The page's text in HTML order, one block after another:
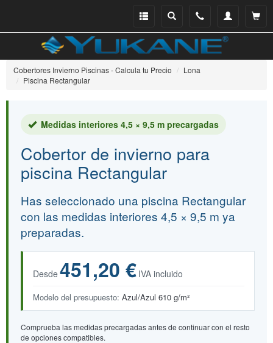
Ver
Mi
Teléfono
Buscar
Menu
Cobertores Invierno Piscinas - Calcula tu Precio
Lona
Piscina Rectangular
Medidas interiores 4,5 × 9,5 m precargadas
Cobertor de invierno para
piscina Rectangular
Has seleccionado una piscina Rectangular
con las medidas interiores 4,5 × 9,5 m ya
preparadas.
Desde451,20 € IVA incluido
Modelo del presupuesto: Azul/Azul 610 g/m²
Comprueba las medidas precargadas antes de continuar con el resto
de opciones compatibles.